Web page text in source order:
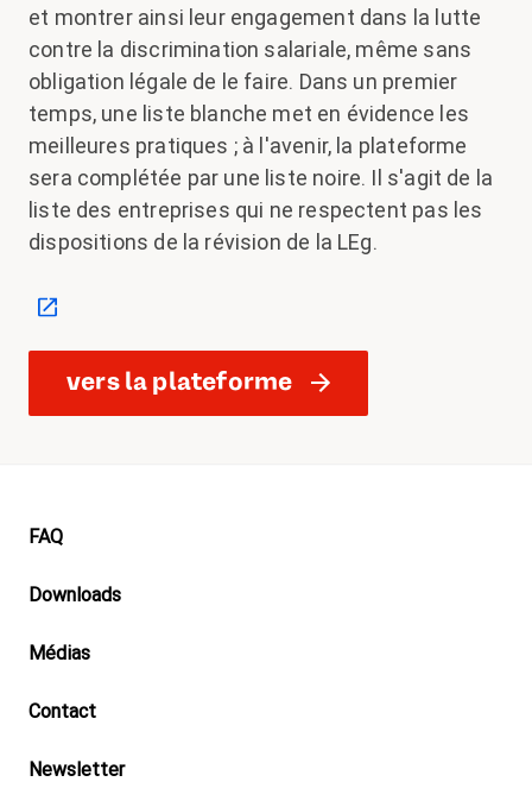
et montrer ainsi leur engagement dans la lutte
contre la discrimination salariale, même sans
obligation légale de le faire. Dans un premier
temps, une liste blanche met en évidence les
meilleures pratiques ; à l'avenir, la plateforme
sera complétée par une liste noire. Il s'agit de la
liste des entreprises qui ne respectent pas les
dispositions de la révision de la LEg.
vers la plateforme
Footer
FAQ
Downloads
Médias
Contact
Newsletter